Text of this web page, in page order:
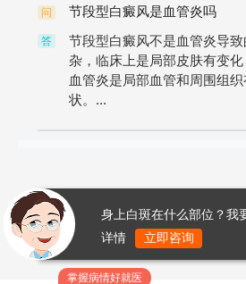
问 节段型白癜风是血管炎吗
答
节段型白癜风不是血管炎导
杂，临床上是局部皮肤有变化
血管炎是局部血管和周围组
状。...
掌握病情好就医
身上白斑在什么部位？我
详情
立即咨询